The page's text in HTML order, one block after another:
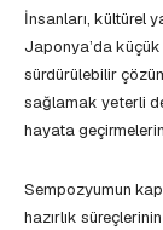
İnsanları, kültürel
Japonya’da küçük
sürdürülebilir
sağlamak yeterli
hayata
Sempozyumun
hazırlık